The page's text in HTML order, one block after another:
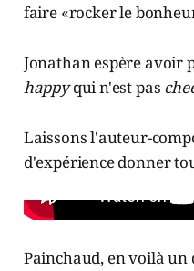
faire «rocker le
Jonathan espère avoir
happyqui n'est pas
Laissons l'auteur-
d'expérience donner
Painchaud, en voilà